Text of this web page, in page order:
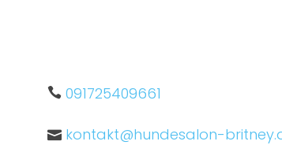
091725409661
kontakt@hundesalon-